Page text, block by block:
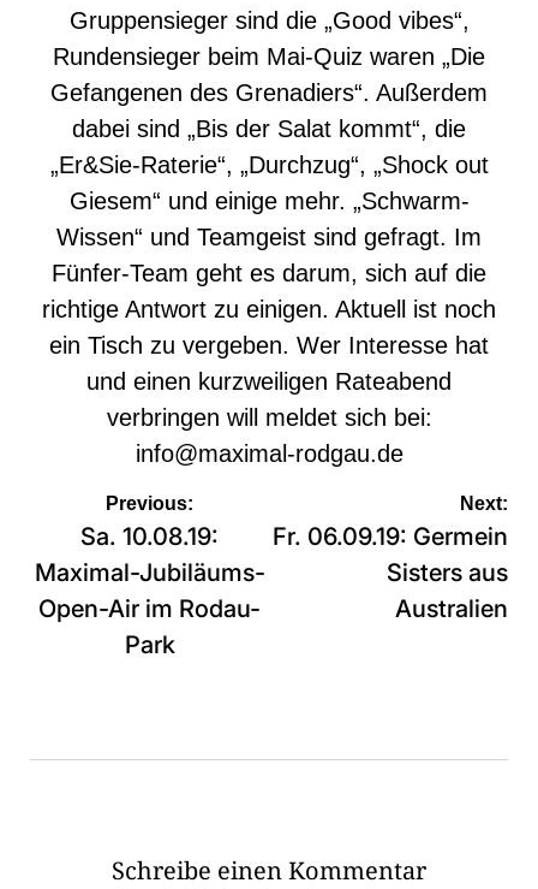
Gruppensieger sind die „Good vibes“,
Rundensieger beim Mai-Quiz waren „Die
Gefangenen des Grenadiers“. Außerdem
dabei sind „Bis der Salat kommt“, die
„Er&Sie-Raterie“, „Durchzug“, „Shock out
Giesem“ und einige mehr. „Schwarm-
Wissen“ und Teamgeist sind gefragt. Im
Fünfer-Team geht es darum, sich auf die
richtige Antwort zu einigen. Aktuell ist noch
ein Tisch zu vergeben. Wer Interesse hat
und einen kurzweiligen Rateabend
verbringen will meldet sich bei:
info@maximal-rodgau.de
Beitragsnavigation
Previous:
Sa. 10.08.19:
Maximal-Jubiläums-
Open-Air im Rodau-
Park
Next:
Fr. 06.09.19: Germein
Sisters aus
Australien
Schreibe einen Kommentar